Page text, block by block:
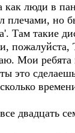
люди в
но
Там такие
Мои ребята
это
двадцать